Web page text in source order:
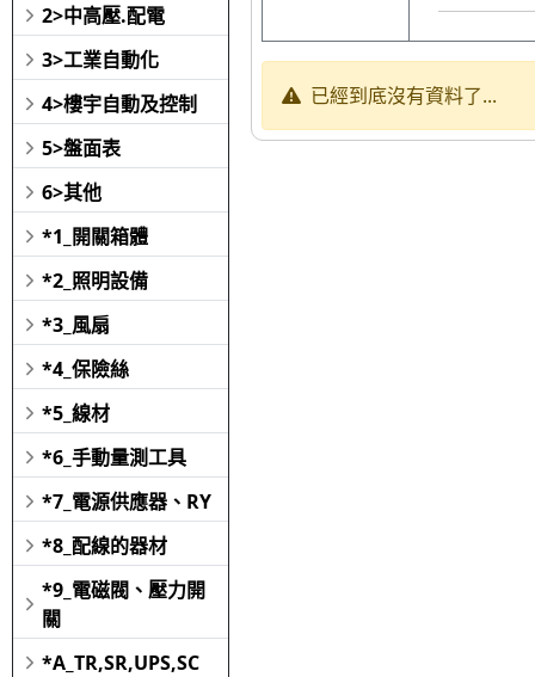
2>中高壓.配電
3>工業自動化
4>樓宇自動及控制
5>盤面表
6>其他
*1_開關箱體
*2_照明設備
*3_風扇
*4_保險絲
*5_線材
*6_手動量測工具
*7_電源供應器、RY
*8_配線的器材
*9_電磁閥、壓力開
關
*A_TR,SR,UPS,SC
已經到底沒有資料了...